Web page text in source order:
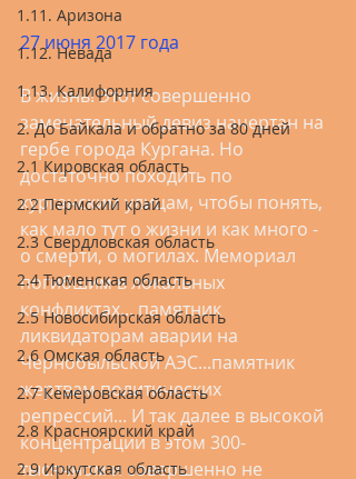
1.11. Аризона
1.12. Невада
1.13. Калифорния
2. До Байкала и обратно за 80 дней
2.1 Кировская область
2.2 Пермский край
2.3 Свердловская область
2.4 Тюменская область
2.5 Новосибирская область
2.6 Омская область
2.7 Кемеровская область
2.8 Красноярский край
2.9 Иркутская область
27 июня 2017 года
В жизнь! Этот совершенно
замечательный девиз начертан на
гербе города Кургана. Но
достаточно походить по
курганским улицам, чтобы понять,
как мало тут о жизни и как много -
о смерти, о могилах. Мемориал
погибшим в локальных
конфликтах... памятник
ликвидаторам аварии на
Чернобыльской АЭС...памятник
жертвам политических
репрессий... И так далее в высокой
концентрации в этом 300-
тысячном и совершенно не